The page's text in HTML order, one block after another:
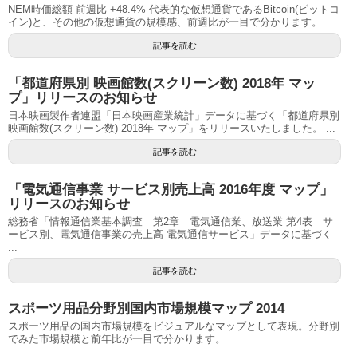
NEM時価総額 前週比 +48.4% 代表的な仮想通貨であるBitcoin(ビットコ
イン)と、その他の仮想通貨の規模感、前週比が一目で分かります。
記事を読む
「都道府県別 映画館数(スクリーン数) 2018年 マッ
プ」リリースのお知らせ
日本映画製作者連盟「日本映画産業統計」データに基づく「都道府県別
映画館数(スクリーン数) 2018年 マップ」をリリースいたしました。 ...
記事を読む
「電気通信事業 サービス別売上高 2016年度 マップ」
リリースのお知らせ
総務省「情報通信業基本調査 第2章 電気通信業、放送業 第4表 サ
ービス別、電気通信事業の売上高 電気通信サービス」データに基づく
...
記事を読む
スポーツ用品分野別国内市場規模マップ 2014
スポーツ用品の国内市場規模をビジュアルなマップとして表現。分野別
でみた市場規模と前年比が一目で分かります。